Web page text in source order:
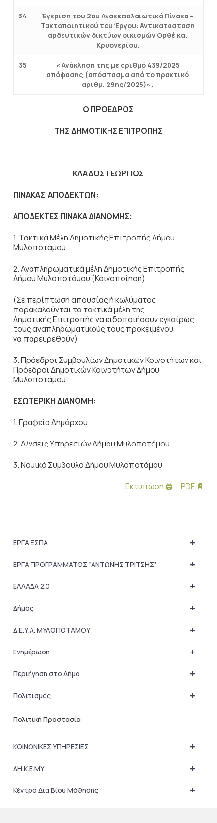
34
Έγκριση του 2ου Ανακεφαλαιωτικό Πίνακα –
Τακτοποιητικού του Έργου: Αντικατάσταση
αρδευτικών δικτύων οικισμών Ορθέ και
Κρυονερίου.
35
« Ανάκληση της με αριθμό 439/2025
απόφασης (απόσπασμα από το πρακτικό
αριθμ. 29ης/2025)» .
Ο ΠΡΟΕΔΡΟΣ
ΤΗΣ ΔΗΜΟΤΙΚΗΣ ΕΠΙΤΡΟΠΗΣ
ΚΛΑΔΟΣ ΓΕΩΡΓΙΟΣ
ΠΙΝΑΚΑΣ ΑΠΟΔΕΚΤΩΝ:
ΑΠΟΔΕΚΤΕΣ ΠΙΝΑΚΑ ΔΙΑΝΟΜΗΣ:
1. Τακτικά Μέλη Δημοτικής Επιτροπής Δήμου
Μυλοποτάμου
2. Αναπληρωματικά μέλη Δημοτικής Επιτροπής
Δήμου Μυλοποτάμου (Κοινοποίηση)
(Σε περίπτωση απουσίας ή κωλύματος
παρακαλούνται τα τακτικά μέλη της
Δημοτικής Επιτροπής να ειδοποιήσουν εγκαίρως
τους αναπληρωματικούς τους προκειμένου
να παρευρεθούν)
3. Πρόεδροι Συμβουλίων Δημοτικών Κοινοτήτων και
Πρόεδροι Δημοτικών Κοινοτήτων Δήμου
Μυλοποτάμου
ΕΣΩΤΕΡΙΚΗ ΔΙΑΝΟΜΗ:
1. Γραφείο Δημάρχου
2. Δ/νσεις Υπηρεσιών Δήμου Μυλοποτάμου
3. Νομικό Σύμβουλο Δήμου Μυλοποτάμου
Εκτύπωση 🖨
PDF 📄
+
ΕΡΓΑ ΕΣΠΑ
+
ΕΡΓΑ ΠΡΟΓΡΑΜΜΑΤΟΣ “ΑΝΤΩΝΗΣ ΤΡΙΤΣΗΣ”
+
ΕΛΛΑΔΑ 2.0
+
Δήμος
+
Δ.Ε.Υ.Α. ΜΥΛΟΠΟΤΑΜΟΥ
+
Ενημέρωση
+
Περιήγηση στο Δήμο
+
Πολιτισμός
Πολιτική Προστασία
+
ΚΟΙΝΩΝΙΚΕΣ ΥΠΗΡΕΣΙΕΣ
+
ΔΗ.Κ.Ε.ΜΥ.
+
Κέντρο Δια Βίου Μάθησης